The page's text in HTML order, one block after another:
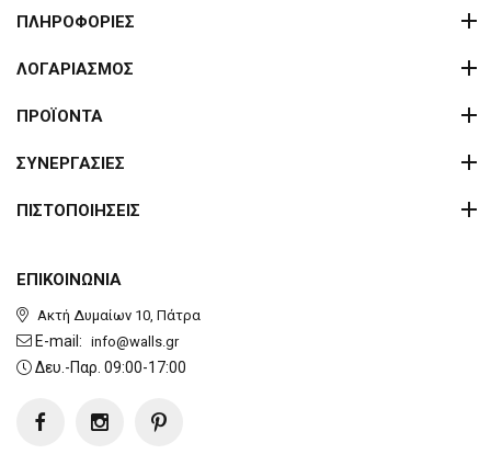
ΕΠΙΚΟΙΝΩΝΙΑ
Ακτή Δυμαίων 10, Πάτρα
E-mail: info@walls.gr
Δευ.-Παρ. 09:00-17:00
ΠΛΗΡΟΦΟΡΙΕΣ
ΛΟΓΑΡΙΑΣΜΟΣ
ΠΡΟΪΟΝΤΑ
ΣΥΝΕΡΓΑΣΙΕΣ
ΠΙΣΤΟΠΟΙΗΣΕΙΣ